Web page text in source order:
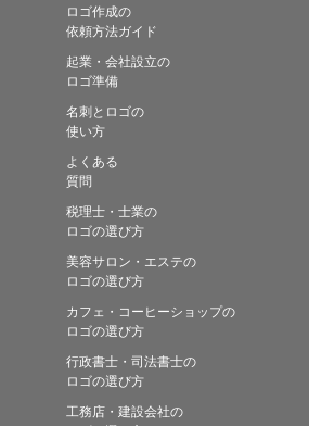
ロゴ作成の
依頼方法ガイド
起業・会社設立の
ロゴ準備
名刺とロゴの
使い方
よくある
質問
税理士・士業の
ロゴの選び方
美容サロン・エステの
ロゴの選び方
カフェ・コーヒーショップの
ロゴの選び方
行政書士・司法書士の
ロゴの選び方
工務店・建設会社の